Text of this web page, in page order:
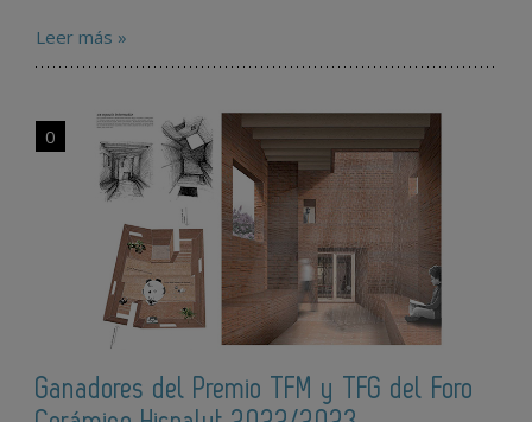
Leer más »
0
Ganadores del Premio TFM y TFG del Foro